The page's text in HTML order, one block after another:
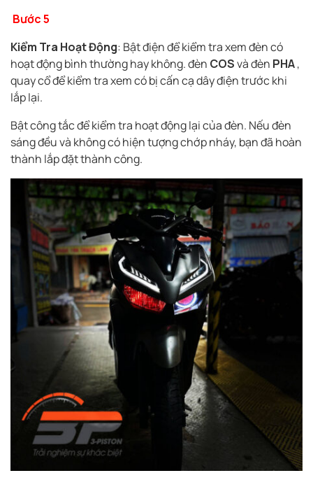
Bước 5
Kiểm Tra Hoạt Động: Bật điện để kiểm tra xem đèn có
hoạt động bình thường hay không. đèn COSvà đèn PHA,
quay cổ để kiểm tra xem có bị cấn cạ dây điện trước khi
lắp lại.
Bật công tắc để kiểm tra hoạt động lại của đèn. Nếu đèn
sáng đều và không có hiện tượng chớp nháy, bạn đã hoàn
thành lắp đặt thành công.